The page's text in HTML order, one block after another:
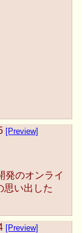
[Preview]
発のオンライ
思い出した
[Preview]